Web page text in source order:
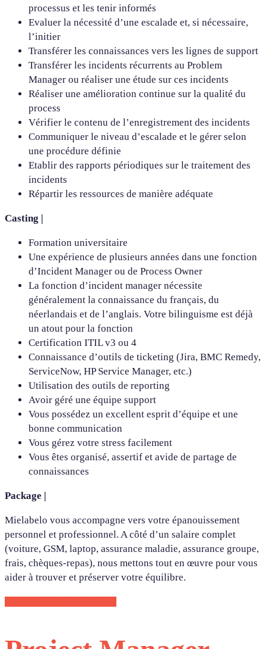
processus et les tenir informés
Evaluer la nécessité d’une escalade et, si nécessaire,
l’initier
Transférer les connaissances vers les lignes de support
Transférer les incidents récurrents au Problem
Manager ou réaliser une étude sur ces incidents
Réaliser une amélioration continue sur la qualité du
process
Vérifier le contenu de l’enregistrement des incidents
Communiquer le niveau d’escalade et le gérer selon
une procédure définie
Etablir des rapports périodiques sur le traitement des
incidents
Répartir les ressources de manière adéquate
Casting |
Formation universitaire
Une expérience de plusieurs années dans une fonction
d’Incident Manager ou de Process Owner
La fonction d’incident manager nécessite
généralement la connaissance du français, du
néerlandais et de l’anglais. Votre bilinguisme est déjà
un atout pour la fonction
Certification ITIL v3 ou 4
Connaissance d’outils de ticketing (Jira, BMC Remedy,
ServiceNow, HP Service Manager, etc.)
Utilisation des outils de reporting
Avoir géré une équipe support
Vous possédez un excellent esprit d’équipe et une
bonne communication
Vous gérez votre stress facilement
Vous êtes organisé, assertif et avide de partage de
connaissances
Package |
Mielabelo vous accompagne vers votre épanouissement
personnel et professionnel. A côté d’un salaire complet
(voiture, GSM, laptop, assurance maladie, assurance groupe,
frais, chèques-repas), nous mettons tout en œuvre pour vous
aider à trouver et préserver votre équilibre.